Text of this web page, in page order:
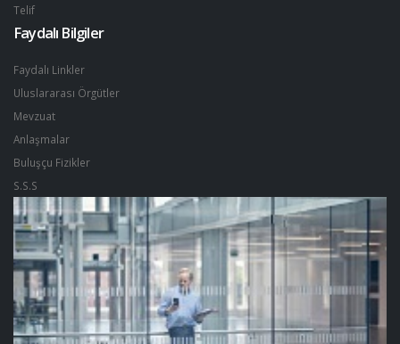
Telif
Faydalı Bilgiler
Faydalı Linkler
Uluslararası Örgütler
Mevzuat
Anlaşmalar
Buluşçu Fizikler
S.S.S